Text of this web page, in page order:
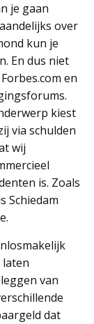
je gaan
over
kun je
En dus niet
en
kiest
via schulden
wij
is. Zoals
Schiedam
van
dat